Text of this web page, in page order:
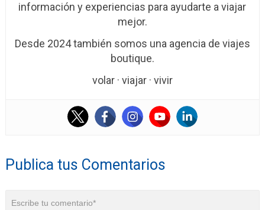
información y experiencias para ayudarte a viajar
mejor.
Desde 2024 también somos una agencia de viajes
boutique.
volar · viajar · vivir
Publica tus Comentarios